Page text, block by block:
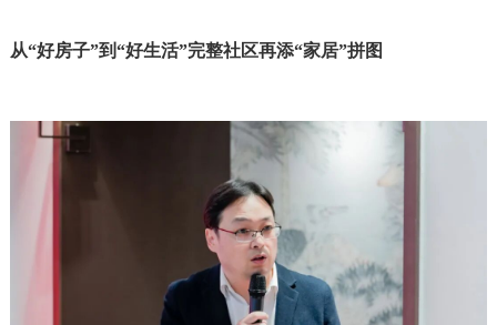
从“好房子”到“好生活”完整社区再添“家居”拼图